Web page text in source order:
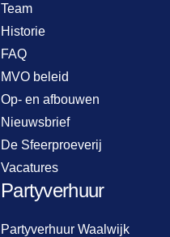
Team
Historie
FAQ
MVO beleid
Op- en afbouwen
Nieuwsbrief
De Sfeerproeverij
Vacatures
Partyverhuur
Partyverhuur Waalwijk